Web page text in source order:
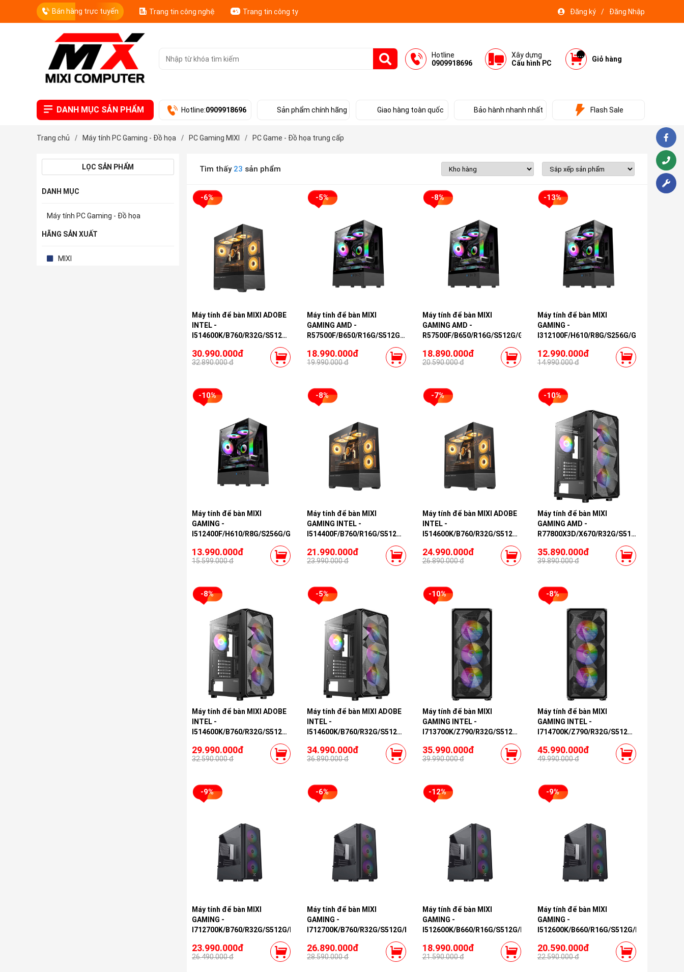
Bán hàng trực tuyến Trang tin công nghệ Trang tin công ty Đăng ký / Đăng Nhập
Hotline
0909918696
Xây dựng
Cấu hình PC
Giỏ hàng
...
DANH MỤC SẢN PHẨM Hotline:0909918696 Sản phẩm chính hãng Giao hàng toàn quốc Bảo hành nhanh nhất Flash Sale
Trang chủ / Máy tính PC Gaming - Đồ họa / PC Gaming MIXI / PC Game - Đồ họa trung cấp
LỌC SẢN PHẨM
DANH MỤC
Máy tính PC Gaming - Đồ họa
HÃNG SẢN XUẤT
MIXI
Tìm thấy 23 sản phẩm
-6%
Máy tính để bàn MIXI ADOBE
INTEL -
I514600K/B760/R32G/S512G/RTX5060TI-
30.990.000đ
32.890.000 đ
-5%
Máy tính để bàn MIXI
GAMING AMD -
R57500F/B650/R16G/S512G/RX6500XT-
18.990.000đ
19.990.000 đ
-8%
Máy tính để bàn MIXI
GAMING AMD -
R57500F/B650/R16G/S512G/GTX1660S
18.890.000đ
20.590.000 đ
-13%
Máy tính để bàn MIXI
GAMING -
I312100F/H610/R8G/S256G/GTX1660S
12.990.000đ
14.990.000 đ
-10%
Máy tính để bàn MIXI
GAMING -
I512400F/H610/R8G/S256G/GTX1660S
13.990.000đ
15.599.000 đ
-8%
Máy tính để bàn MIXI
GAMING INTEL -
I514400F/B760/R16G/S512G/RTX5060-
21.990.000đ
23.990.000 đ
-7%
Máy tính để bàn MIXI ADOBE
INTEL -
I514600K/B760/R32G/S512G/RTX5060-
24.990.000đ
26.890.000 đ
-10%
Máy tính để bàn MIXI
GAMING AMD -
R77800X3D/X670/R32G/S512G/RTX4060-
35.890.000đ
39.890.000 đ
-8%
Máy tính để bàn MIXI ADOBE
INTEL -
I514600K/B760/R32G/S512G/RTX3060-
29.990.000đ
32.590.000 đ
-5%
Máy tính để bàn MIXI ADOBE
INTEL -
I514600K/B760/R32G/S512G/RTX4060TI-
34.990.000đ
36.890.000 đ
-10%
Máy tính để bàn MIXI
GAMING INTEL -
I713700K/Z790/R32G/S512G-
35.990.000đ
39.990.000 đ
-8%
Máy tính để bàn MIXI
GAMING INTEL -
I714700K/Z790/R32G/S512G-
45.990.000đ
49.990.000 đ
-9%
Máy tính để bàn MIXI
GAMING -
I712700K/B760/R32G/S512G/RTX3060TI
23.990.000đ
26.490.000 đ
-6%
Máy tính để bàn MIXI
GAMING -
I712700K/B760/R32G/S512G/RTX4060TI
26.890.000đ
28.590.000 đ
-12%
Máy tính để bàn MIXI
GAMING -
I512600K/B660/R16G/S512G/RTX3060
18.990.000đ
21.590.000 đ
-9%
Máy tính để bàn MIXI
GAMING -
I512600K/B660/R16G/S512G/RTX3060TI
20.590.000đ
22.590.000 đ